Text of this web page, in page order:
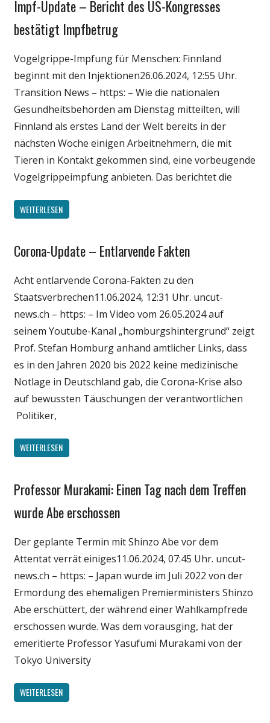
Gesellschaft
Medien
Wirtschaft
Wissenschaft
Impf-Update – Bericht des US-Kongresses
bestätigt Impfbetrug
Vogelgrippe-Impfung für Menschen: Finnland
beginnt mit den Injektionen26.06.2024, 12:55 Uhr.
Transition News – https: – Wie die nationalen
Gesundheitsbehörden am Dienstag mitteilten, will
Finnland als erstes Land der Welt bereits in der
nächsten Woche einigen Arbeitnehmern, die mit
Tieren in Kontakt gekommen sind, eine vorbeugende
Vogelgrippeimpfung anbieten. Das berichtet die
WEITERLESEN
Gesellschaft
Politik
Wirtschaft
Wissenschaft
Corona-Update – Entlarvende Fakten
Acht entlarvende Corona-Fakten zu den
Staatsverbrechen11.06.2024, 12:31 Uhr. uncut-
news.ch – https: – Im Video vom 26.05.2024 auf
seinem Youtube-Kanal „homburgshintergrund“ zeigt
Prof. Stefan Homburg anhand amtlicher Links, dass
es in den Jahren 2020 bis 2022 keine medizinische
Notlage in Deutschland gab, die Corona-Krise also
auf bewussten Täuschungen der verantwortlichen
Politiker,
WEITERLESEN
Gesellschaft
Wirtschaft
Wissenschaft
Professor Murakami: Einen Tag nach dem Treffen
wurde Abe erschossen
Der geplante Termin mit Shinzo Abe vor dem
Attentat verrät einiges11.06.2024, 07:45 Uhr. uncut-
news.ch – https: – Japan wurde im Juli 2022 von der
Ermordung des ehemaligen Premierministers Shinzo
Abe erschüttert, der während einer Wahlkampfrede
erschossen wurde. Was dem vorausging, hat der
emeritierte Professor Yasufumi Murakami von der
Tokyo University
WEITERLESEN